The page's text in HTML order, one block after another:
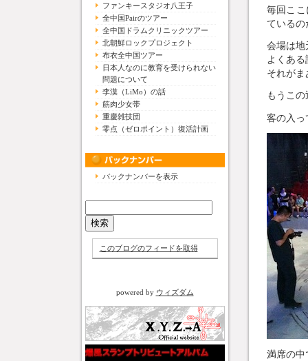
ファンキースタジオ八王子
全中国Pairのツアー
全中国ドラムクリニックツアー
北朝鮮ロックプロジェクト
布衣全中国ツアー
日本人なのに教育を受けられない
問題について
李漠（LiMo）の話
筋肉少女帯
重慶雑技団
零点（ゼロポイント）復活計画
バックナンバーを表示
このブログのフィードを取得
powered by ウィズダム
毎回こ
ているの
会場は地
よくあ
それが
もうこ
客の入っ
満席の中